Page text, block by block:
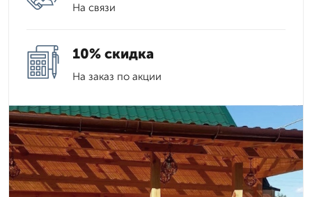
На связи
10% скидка
На заказ по акции